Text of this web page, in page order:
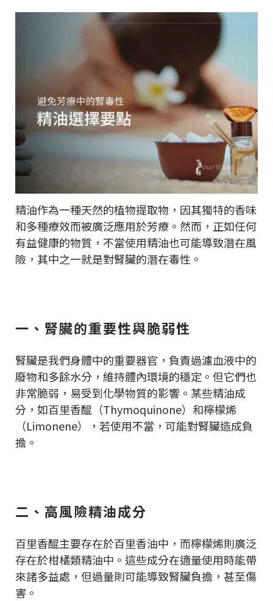
精油作為一種天然的植物提取物，因其獨特的香味
和多種療效而被廣泛應用於芳療。然而，正如任何
有益健康的物質，不當使用精油也可能導致潛在風
險，其中之一就是對腎臟的潛在毒性。
一、腎臟的重要性與脆弱性
腎臟是我們身體中的重要器官，負責過濾血液中的
廢物和多餘水分，維持體內環境的穩定。但它們也
非常脆弱，易受到化學物質的影響。某些精油成
分，如百里香醌（Thymoquinone）和檸檬烯
（Limonene），若使用不當，可能對腎臟造成負
擔。
二、高風險精油成分
百里香醌主要存在於百里香油中，而檸檬烯則廣泛
存在於柑橘類精油中。這些成分在適量使用時能帶
來諸多益處，但過量則可能導致腎臟負擔，甚至傷
害。